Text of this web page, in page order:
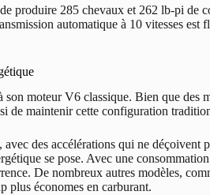
produire 285 chevaux et 262 lb-pi de
automatique à 10 vitesses
moteur V6 classique. Bien que des
de maintenir cette configuration
des accélérations qui ne déçoivent
se pose. Avec une
De nombreux autres modèles,
plus économes en carburant.